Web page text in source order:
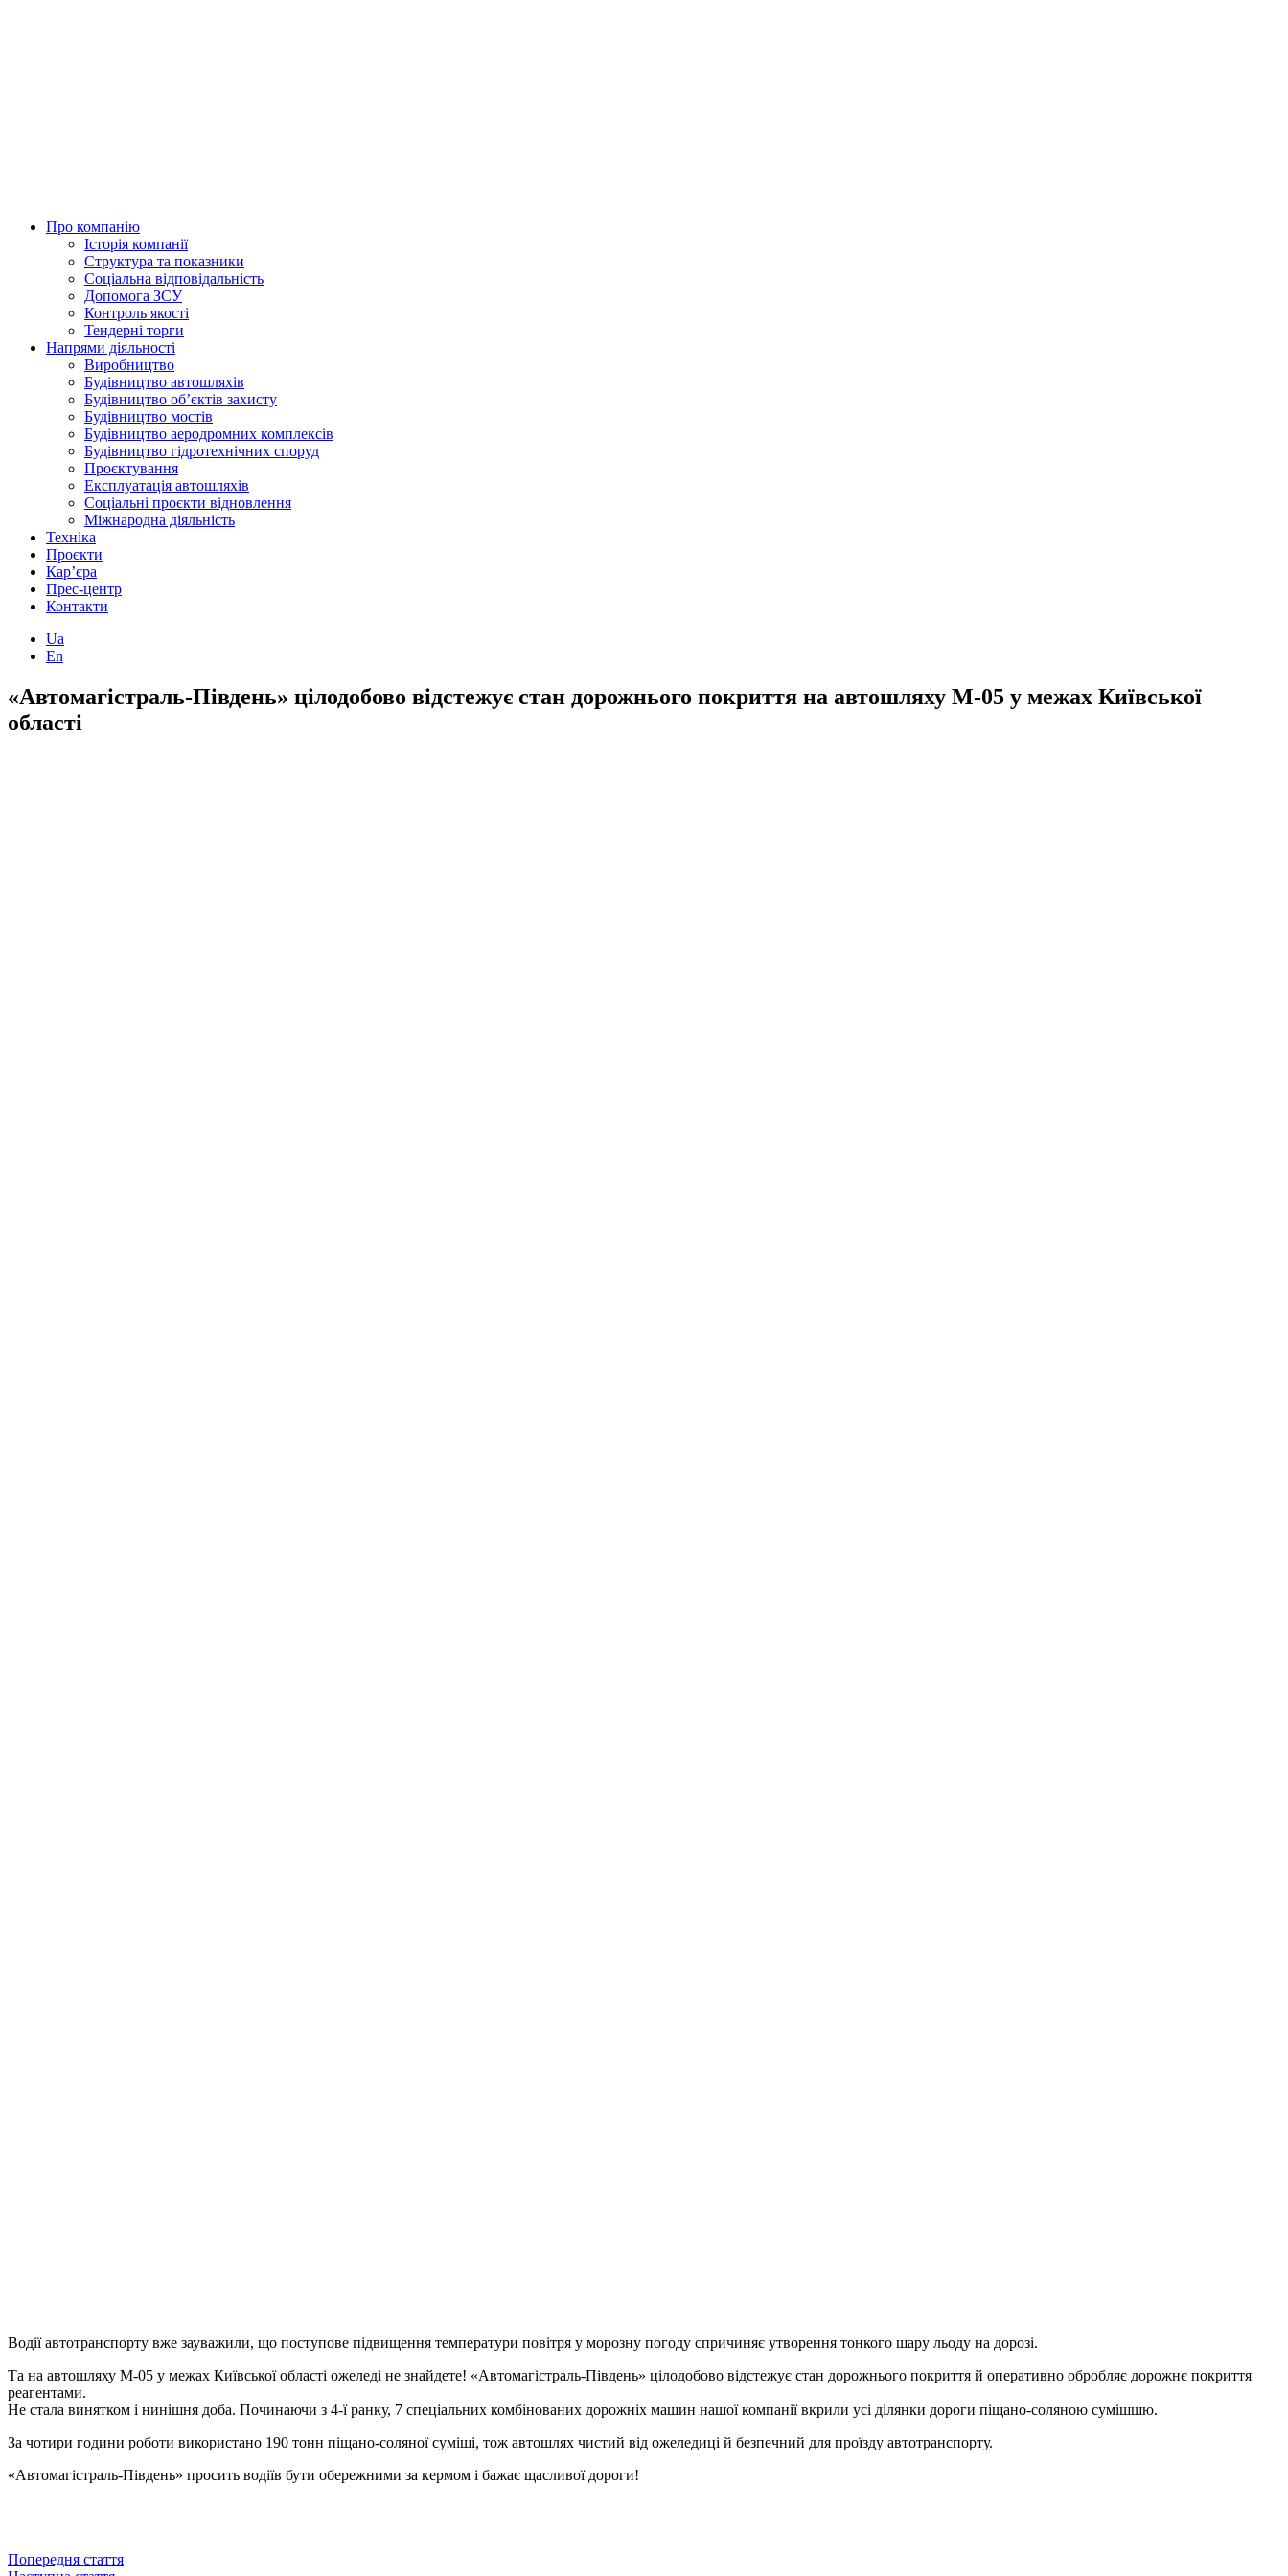
Про компанію
Історія компанії
Структура та показники
Соціальна відповідальність
Допомога ЗСУ
Контроль якості
Тендерні торги
Напрями діяльності
Виробництво
Будівництво автошляхів
Будівництво обʼєктів захисту
Будівництво мостів
Будівництво аеродромних комплексів
Будівництво гідротехнічних споруд
Проєктування
Експлуатація автошляхів
Соціальні проєкти відновлення
Міжнародна діяльність
Техніка
Проєкти
Кар’єра
Прес-центр
Контакти
Ua
En
«Автомагістраль-Південь» цілодобово відстежує стан дорожнього покриття на автошляху М-05 у межах Київської
області
Водії автотранспорту вже зауважили, що поступове підвищення температури повітря у морозну погоду спричиняє утворення тонкого шару льоду на дорозі.
Та на автошляху М-05 у межах Київської області ожеледі не знайдете! «Автомагістраль-Південь» цілодобово відстежує стан дорожнього покриття й оперативно обробляє дорожнє покриття
реагентами.
Не стала винятком і нинішня доба. Починаючи з 4-ї ранку, 7 спеціальних комбінованих дорожніх машин нашої компанії вкрили усі ділянки дороги піщано-соляною сумішшю.
За чотири години роботи використано 190 тонн піщано-соляної суміші, тож автошлях чистий від ожеледиці й безпечний для проїзду автотранспорту.
«Автомагістраль-Південь» просить водіїв бути обережними за кермом і бажає щасливої дороги!
Попередня стаття